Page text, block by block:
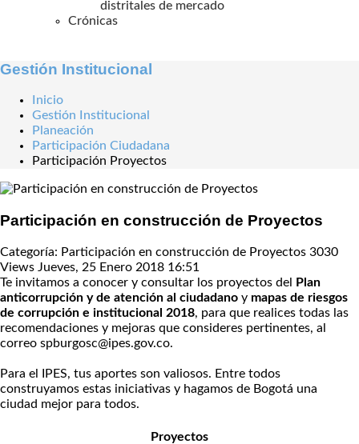
distritales de mercado
Crónicas
Gestión Institucional
Inicio
Gestión Institucional
Planeación
Participación Ciudadana
Participación Proyectos
Participación en construcción de Proyectos
Categoría: Participación en construcción de Proyectos 3030
Views Jueves, 25 Enero 2018 16:51
Te invitamos a conocer y consultar los proyectos del
Plan
anticorrupción y de atención al ciudadano y mapas de riesgos
de corrupción e institucional 2018, para que realices todas las
recomendaciones y mejoras que consideres pertinentes, al
correo spburgosc@ipes.gov.co.
Para el IPES, tus aportes son valiosos. Entre todos
construyamos estas iniciativas y hagamos de Bogotá una
ciudad mejor para todos.
Proyectos